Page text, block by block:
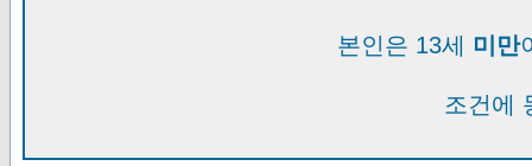
본인은 13세 미만
조건에